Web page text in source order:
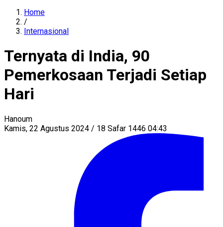
Home
/
Internasional
Ternyata di India, 90
Pemerkosaan Terjadi Setiap
Hari
Hanoum
Kamis, 22 Agustus 2024 / 18 Safar 1446 04:43